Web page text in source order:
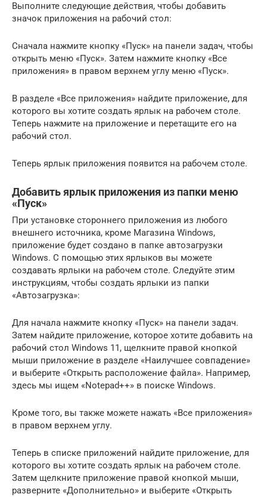
Выполните следующие действия, чтобы добавить
значок приложения на рабочий стол:
Сначала нажмите кнопку «Пуск» на панели задач, чтобы
открыть меню «Пуск». Затем нажмите кнопку «Все
приложения» в правом верхнем углу меню «Пуск».
В разделе «Все приложения» найдите приложение, для
которого вы хотите создать ярлык на рабочем столе.
Теперь нажмите на приложение и перетащите его на
рабочий стол.
Теперь ярлык приложения появится на рабочем столе.
Добавить ярлык приложения из папки меню
«Пуск»
При установке стороннего приложения из любого
внешнего источника, кроме Магазина Windows,
приложение будет создано в папке автозагрузки
Windows. С помощью этих ярлыков вы можете
создавать ярлыки на рабочем столе. Следуйте этим
инструкциям, чтобы создать ярлыки из папки
«Автозагрузка»:
Для начала нажмите кнопку «Пуск» на панели задач.
Затем найдите приложение, которое хотите добавить на
рабочий стол Windows 11, щелкните правой кнопкой
мыши приложение в разделе «Наилучшее совпадение»
и выберите «Открыть расположение файла». Например,
здесь мы ищем «Notepad++» в поиске Windows.
Кроме того, вы также можете нажать «Все приложения»
в правом верхнем углу.
Теперь в списке приложений найдите приложение, для
которого вы хотите создать ярлык на рабочем столе.
Затем щелкните приложение правой кнопкой мыши,
разверните «Дополнительно» и выберите «Открыть